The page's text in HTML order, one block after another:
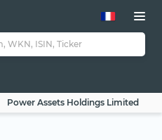
Power Assets Holdings Limited